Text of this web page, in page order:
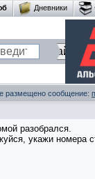
Дневники
размещено сообщение:
разобрался.
укажи номера